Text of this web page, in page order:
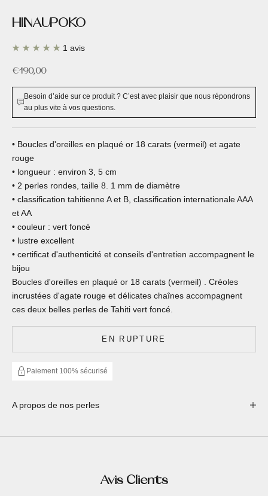
HINAUPOKO
1 avis
Prix de vente
€190,00
Besoin d’aide sur ce produit ? C’est avec plaisir que nous répondrons
au plus vite à vos questions.
• Boucles d'oreilles en plaqué or 18 carats (vermeil) et agate
rouge
• longueur : environ 3, 5 cm
• 2 perles rondes, taille 8. 1 mm de diamètre
• classification tahitienne A et B, classification internationale AAA
et AA
• couleur : vert foncé
• lustre excellent
• certificat d'authenticité et conseils d'entretien accompagnent le
bijou
Boucles d'oreilles en plaqué or 18 carats (vermeil) . Créoles
incrustées d'agate rouge et délicates chaînes accompagnent
ces deux belles perles de Tahiti vert foncé.
EN RUPTURE
Paiement 100% sécurisé
A propos de nos perles
Avis Clients